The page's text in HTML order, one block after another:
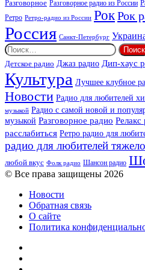
Разговорное Разговорное радио из России
Ретро Ретро-радио из России РокРок
Россия Санкт-Петербург
Найти:
Детское радио Джаз радио Дип-хаус
Культура Лучшее клубное
Новости Радио для любителей
музыкой Радио с самой новой и
музыкой Разговорное радио Релакс
расслабиться Ретро радио для
радио для любителей
любой вкус Фолк радио Шансон радио
© Все права защищены 2026
Новости
Обратная связь
О сайте
Политика